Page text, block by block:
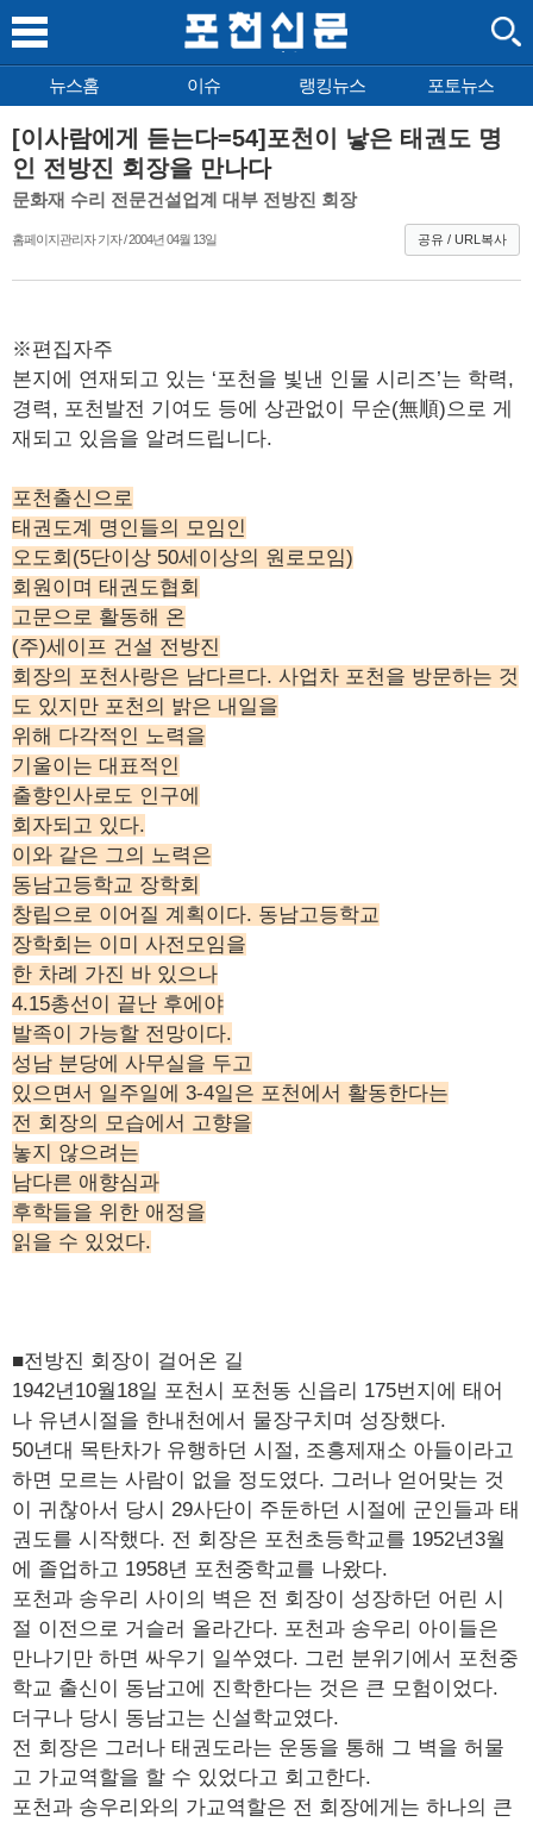
뉴스홈 이슈 랭킹뉴스 포토뉴스
[이사람에게 듣는다=54]포천이 낳은 태권도 명
인 전방진 회장을 만나다
문화재 수리 전문건설업계 대부 전방진 회장
홈페이지관리자 기자 / 2004년 04월 13일 공유 / URL복사
※편집자주
본지에 연재되고 있는 ‘포천을 빛낸 인물 시리즈’는 학력,
경력, 포천발전 기여도 등에 상관없이 무순(無順)으로 게
재되고 있음을 알려드립니다.
포천출신으로
태권도계 명인들의 모임인
오도회(5단이상 50세이상의 원로모임)
회원이며 태권도협회
고문으로 활동해 온
(주)세이프 건설 전방진
회장의 포천사랑은 남다르다. 사업차 포천을 방문하는 것
도 있지만 포천의 밝은 내일을
위해 다각적인 노력을
기울이는 대표적인
출향인사로도 인구에
회자되고 있다.
이와 같은 그의 노력은
동남고등학교 장학회
창립으로 이어질 계획이다. 동남고등학교
장학회는 이미 사전모임을
한 차례 가진 바 있으나
4.15총선이 끝난 후에야
발족이 가능할 전망이다.
성남 분당에 사무실을 두고
있으면서 일주일에 3-4일은 포천에서 활동한다는
전 회장의 모습에서 고향을
놓지 않으려는
남다른 애향심과
후학들을 위한 애정을
읽을 수 있었다.
■전방진 회장이 걸어온 길
1942년10월18일 포천시 포천동 신읍리 175번지에 태어
나 유년시절을 한내천에서 물장구치며 성장했다.
50년대 목탄차가 유행하던 시절, 조흥제재소 아들이라고
하면 모르는 사람이 없을 정도였다. 그러나 얻어맞는 것
이 귀찮아서 당시 29사단이 주둔하던 시절에 군인들과 태
권도를 시작했다. 전 회장은 포천초등학교를 1952년3월
에 졸업하고 1958년 포천중학교를 나왔다.
포천과 송우리 사이의 벽은 전 회장이 성장하던 어린 시
절 이전으로 거슬러 올라간다. 포천과 송우리 아이들은
만나기만 하면 싸우기 일쑤였다. 그런 분위기에서 포천중
학교 출신이 동남고에 진학한다는 것은 큰 모험이었다.
더구나 당시 동남고는 신설학교였다.
전 회장은 그러나 태권도라는 운동을 통해 그 벽을 허물
고 가교역할을 할 수 있었다고 회고한다.
포천과 송우리와의 가교역할은 전 회장에게는 하나의 큰